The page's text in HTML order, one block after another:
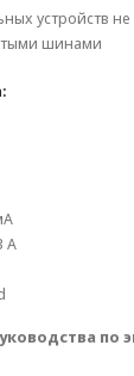
устройств
шинами
А
по